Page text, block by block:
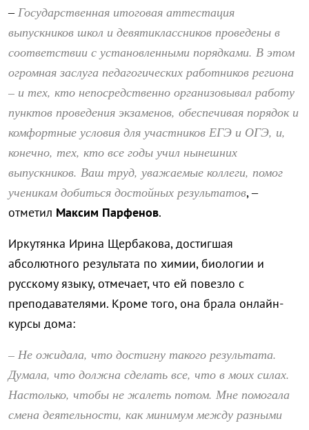
–Государственная итоговая аттестация
выпускников школ и девятиклассников проведены в
соответствии с установленными порядками. В этом
огромная заслуга педагогических работников региона
– и тех, кто непосредственно организовывал работу
пунктов проведения экзаменов, обеспечивая порядок и
комфортные условия для участников ЕГЭ и ОГЭ, и,
конечно, тех, кто все годы учил нынешних
выпускников. Ваш труд, уважаемые коллеги, помог
ученикам добиться достойных результатов, –
отметил Максим Парфенов.
Иркутянка Ирина Щербакова, достигшая
абсолютного результата по химии, биологии и
русскому языку, отмечает, что ей повезло с
преподавателями. Кроме того, она брала онлайн-
курсы дома:
– Не ожидала, что достигну такого результата.
Думала, что должна сделать все, что в моих силах.
Настолько, чтобы не жалеть потом. Мне помогала
смена деятельности, как минимум между разными